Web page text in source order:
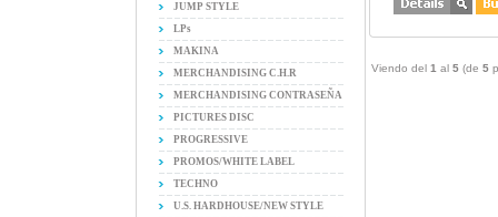
JUMP STYLE
LPs
MAKINA
MERCHANDISING C.H.R
MERCHANDISING CONTRASEÑA
PICTURES DISC
PROGRESSIVE
PROMOS/WHITE LABEL
TECHNO
U.S. HARDHOUSE/NEW STYLE
Viendo del 1 al 5 (de 5